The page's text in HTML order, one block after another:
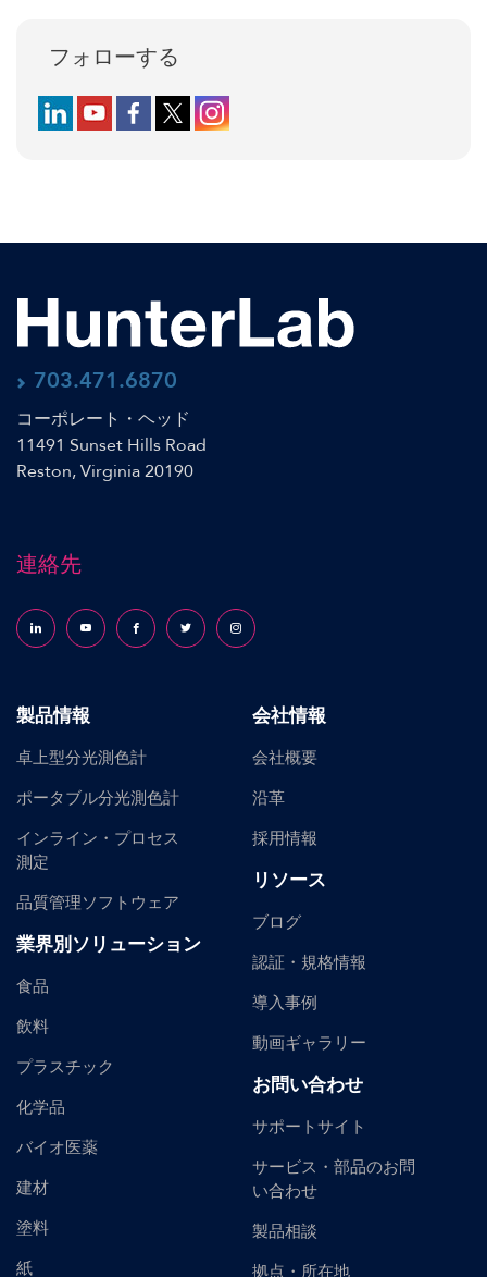
フォローする
Follow us on LinkedIn
Follow us on YouTube
Follow us on Facebook
Follow us on X (formerly Twitter)
Follow us on Instagram
703.471.6870
コーポレート・ヘッド
11491 Sunset Hills Road
Reston, Virginia 20190
連絡先
Follow us on LinkedInFollow us on YouTubeFollow us on Facebook
Follow us on X (formerly Twitter)
Follow us on Instagram
製品情報
卓上型分光測色計
ポータブル分光測色計
インライン・プロセス
測定
品質管理ソフトウェア
業界別ソリューション
食品
飲料
プラスチック
化学品
バイオ医薬
建材
塗料
紙
会社情報
会社概要
沿革
採用情報
リソース
ブログ
認証・規格情報
導入事例
動画ギャラリー
お問い合わせ
サポートサイト
サービス・部品のお問
い合わせ
製品相談
拠点・所在地